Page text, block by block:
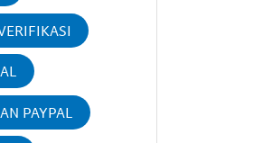
PAYPAL